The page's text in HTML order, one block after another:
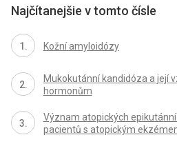
Najčítanejšie v tomto čísle
Kožní amyloidózy
Mukokutánní kandidóza a její
hormonům
Význam atopických
pacientů s atopickým